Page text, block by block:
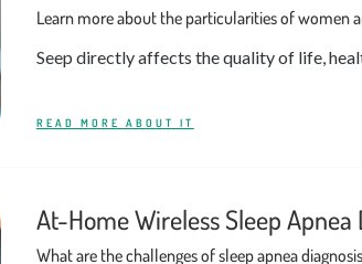
Learn more about the particularities of women
Seep directly affects the quality of life,
READ MORE ABOUT IT
At-Home Wireless Sleep Apnea
What are the challenges of sleep apnea